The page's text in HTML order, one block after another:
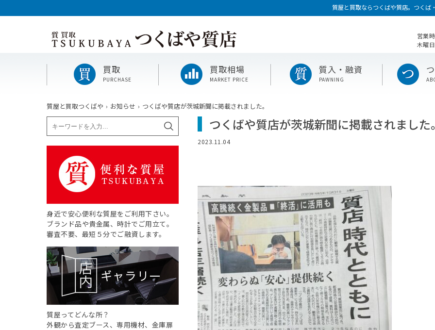
質屋と買取ならつくばや質店。つくば
営業
木曜
買取
PURCHASE
買取相場
MARKET PRICE
質入・融資
PAWNING
質屋と買取つくばや お知らせ つくばや質店が茨城新聞に掲載されました。
つくばや質店が茨城新聞に掲載されました。
2023.11.04
身近で安心便利な質屋をご利用下さい。
ブランド品や貴金属、時計でご用立て。
審査不要、最短５分でご融資します。
質屋ってどんな所？
外観から査定ブース、専用機材、金庫扉